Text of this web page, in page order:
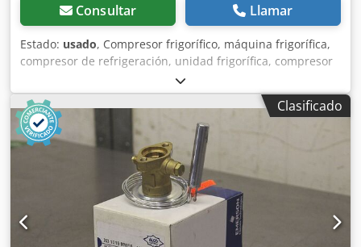
Consultar Llamar
Estado: usado, Compresor frigorífico, máquina frigorífica,
compresor de refrigeración, unidad frigorífica, compresor
de refrigeración, compresor, carcasa del filtro desecante,
válvula de cierre, válvula de cierre de bola, interruptor de
temperatura, termostato, válvula de expansión, brida
angular, brida de válvula -Fabricante: Alco, parte inferior
de válvula termo, sin usar, en embalaje original -Tipo: C
501-7 mm/PCN 803235 -Precio: por unidad -Cantidad: 10
unidades Dcodpfx Adofyfxqjijk -Dimensiones del paquete:
105/80/70 mm (alto) -Peso: 0,3 kg/unidad
Clasificado